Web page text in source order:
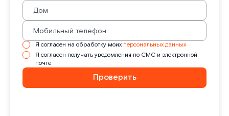
Я согласен на обработку моих персональных данных
Я согласен получать уведомления по СМС и электронной
почте
Проверить